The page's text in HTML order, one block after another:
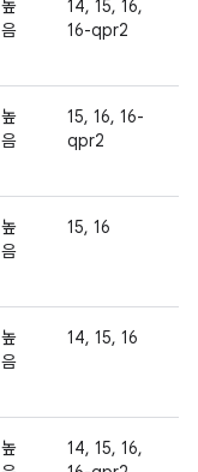
높
음
14, 15, 16,
16-qpr2
높
음
15, 16, 16-
qpr2
높
음
15, 16
높
음
14, 15, 16
높
14, 15, 16,